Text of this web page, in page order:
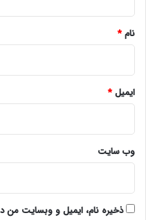
نام*
ایمیل*
وب‌ سایت
ذخیره نام، ایمیل و وبسایت من